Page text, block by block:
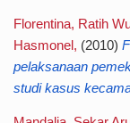
Florentina, Ratih
Hasmonel, (2010)
pelaksanaan
studi kasus